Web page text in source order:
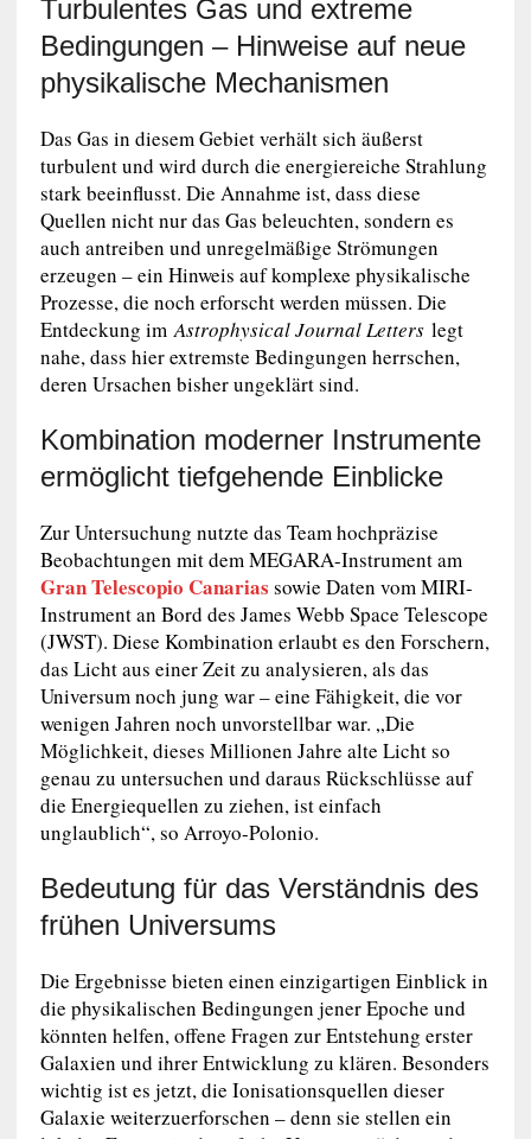
Turbulentes Gas und extreme
Bedingungen – Hinweise auf neue
physikalische Mechanismen
Das Gas in diesem Gebiet verhält sich äußerst
turbulent und wird durch die energiereiche Strahlung
stark beeinflusst. Die Annahme ist, dass diese
Quellen nicht nur das Gas beleuchten, sondern es
auch antreiben und unregelmäßige Strömungen
erzeugen – ein Hinweis auf komplexe physikalische
Prozesse, die noch erforscht werden müssen. Die
Entdeckung imAstrophysical Journal Letterslegt
nahe, dass hier extremste Bedingungen herrschen,
deren Ursachen bisher ungeklärt sind.
Kombination moderner Instrumente
ermöglicht tiefgehende Einblicke
Zur Untersuchung nutzte das Team hochpräzise
Beobachtungen mit dem MEGARA-Instrument am
Gran Telescopio Canarias sowie Daten vom MIRI-
Instrument an Bord des James Webb Space Telescope
(JWST). Diese Kombination erlaubt es den Forschern,
das Licht aus einer Zeit zu analysieren, als das
Universum noch jung war – eine Fähigkeit, die vor
wenigen Jahren noch unvorstellbar war. „Die
Möglichkeit, dieses Millionen Jahre alte Licht so
genau zu untersuchen und daraus Rückschlüsse auf
die Energiequellen zu ziehen, ist einfach
unglaublich“, so Arroyo-Polonio.
Bedeutung für das Verständnis des
frühen Universums
Die Ergebnisse bieten einen einzigartigen Einblick in
die physikalischen Bedingungen jener Epoche und
könnten helfen, offene Fragen zur Entstehung erster
Galaxien und ihrer Entwicklung zu klären. Besonders
wichtig ist es jetzt, die Ionisationsquellen dieser
Galaxie weiterzuerforschen – denn sie stellen ein